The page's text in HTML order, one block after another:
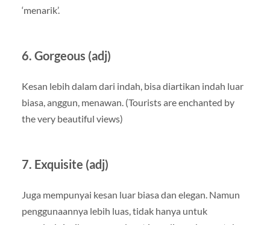
‘menarik’.
6. Gorgeous (adj)
Kesan lebih dalam dari indah, bisa diartikan indah luar
biasa, anggun, menawan. (Tourists are enchanted by
the very beautiful views)
7. Exquisite (adj)
Juga mempunyai kesan luar biasa dan elegan. Namun
penggunaannya lebih luas, tidak hanya untuk